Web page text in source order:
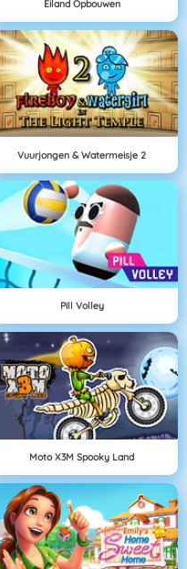
Eiland Opbouwen
Vuurjongen & Watermeisje 2
Pill Volley
Moto X3M Spooky Land